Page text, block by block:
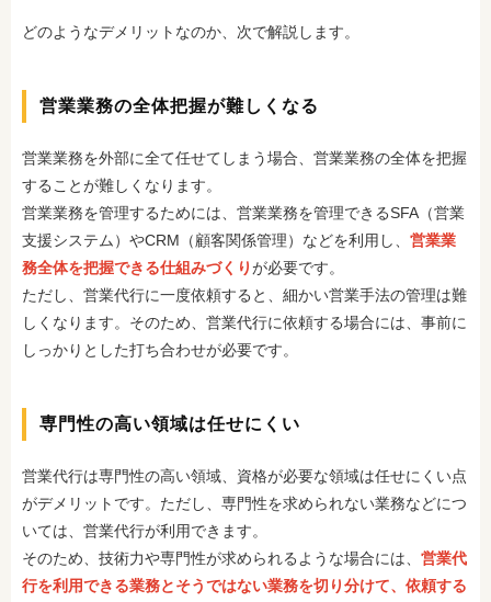
どのようなデメリットなのか、次で解説します。
営業業務の全体把握が難しくなる
営業業務を外部に全て任せてしまう場合、営業業務の全体を把握
することが難しくなります。
営業業務を管理するためには、営業業務を管理できるSFA（営業
支援システム）やCRM（顧客関係管理）などを利用し、 営業業
務全体を把握できる仕組みづくりが必要です。
ただし、営業代行に一度依頼すると、細かい営業手法の管理は難
しくなります。そのため、営業代行に依頼する場合には、事前に
しっかりとした打ち合わせが必要です。
専門性の高い領域は任せにくい
営業代行は専門性の高い領域、資格が必要な領域は任せにくい点
がデメリットです。ただし、専門性を求められない業務などにつ
いては、営業代行が利用できます。
そのため、技術力や専門性が求められるような場合には、 営業代
行を利用できる業務とそうではない業務を切り分けて、依頼する